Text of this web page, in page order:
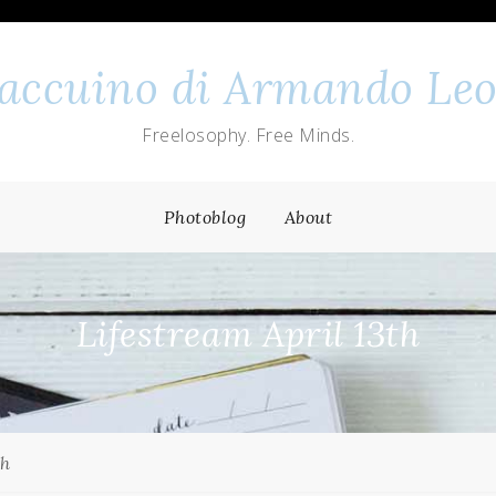
di Armando
Freelosophy. Free Minds.
Photoblog About
Lifestream April 13th